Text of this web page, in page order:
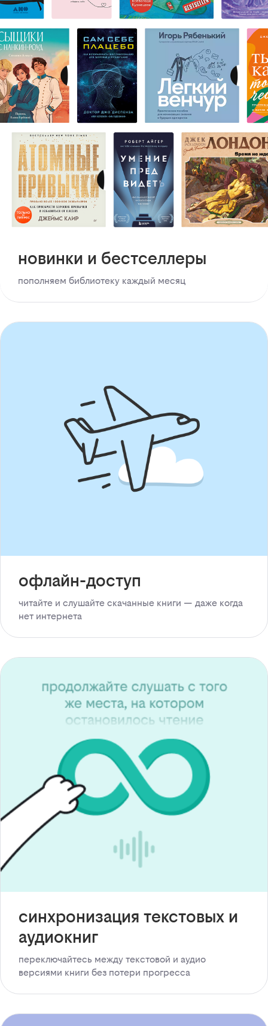
новинки и бестселлеры
пополняем библиотеку каждый месяц
офлайн-доступ
читайте и слушайте скачанные книги — даже когда
нет интернета
синхронизация текстовых и
аудиокниг
переключайтесь между текстовой и аудио
версиями книги без потери прогресса